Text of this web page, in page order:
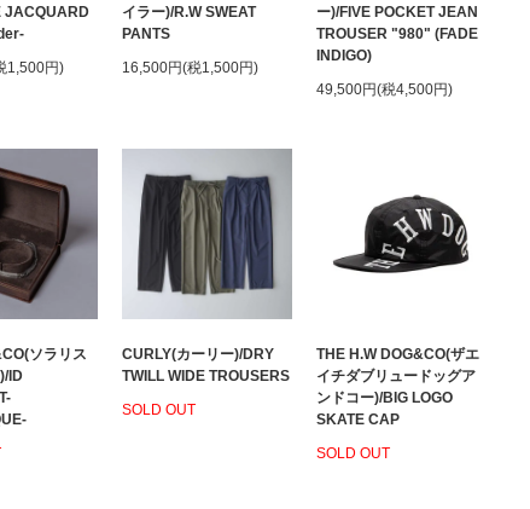
JACQUARD
1,500円)
イラー)/R.W SWEAT
PANTS
16,500円(税1,500円)
ー)/FIVE POCKET JEAN
TROUSER "980" (FADE
INDIGO)
49,500円(税4,500円)
ソラリス
ID
CURLY(カーリー)/DRY
TWILL WIDE TROUSERS
SOLD OUT
THE H.W DOG&CO(ザエ
イチダブリュードッグア
ンドコー)/BIG LOGO
SKATE CAP
SOLD OUT